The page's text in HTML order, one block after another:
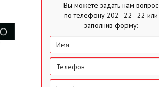
Вы можете задать нам вопрос
по телефону 202–22–22 или
заполнив форму: